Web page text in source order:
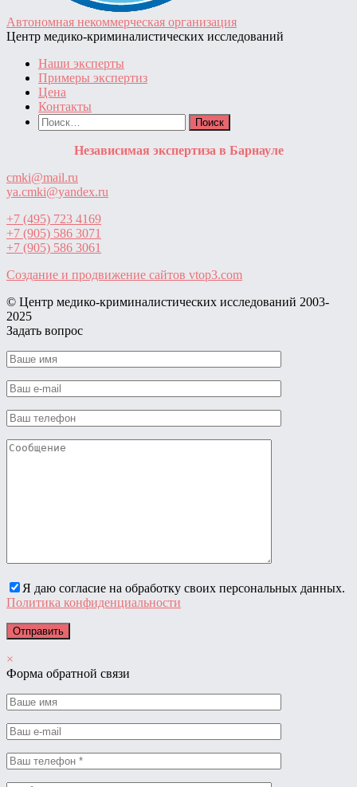
Автономная некоммерческая организация
Центр медико-криминалистических исследований
Наши эксперты
Примеры экспертиз
Цена
Контакты
Найти:
Независимая экспертиза в Барнауле
cmki@mail.ru
ya.cmki@yandex.ru
+7 (495) 723 4169
+7 (905) 586 3071
+7 (905) 586 3061
Создание и продвижение сайтов vtop3.com
© Центр медико-криминалистических исследований ‎2003-
2025
Задать вопрос
Я даю согласие на обработку своих персональных данных.
Политика конфиденциальности
×
Форма обратной связи